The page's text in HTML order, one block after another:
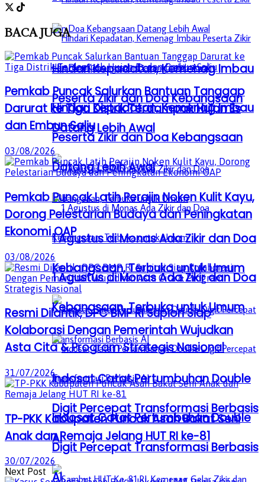
Hindari Kepadatan, Kemenag Imbau
Peserta Zikir dan Doa Kebangsaan
Datang Lebih Awal
1 Agustus di Monas Ada Zikir dan Doa
Kebangsaan, Terbuka untuk Umum
Indosat Catat Pertumbuhan Double
Digit Percepat Transformasi Berbasis
AI
Hindari Kepadatan, Kemenag Imbau
Peserta Zikir dan Doa Kebangsaan
Datang Lebih Awal
1 Agustus di Monas Ada Zikir dan Doa
Kebangsaan, Terbuka untuk Umum
Indosat Catat Pertumbuhan Double
Digit Percepat Transformasi Berbasis
AI
BACAJUGA
Pemkab Puncak Salurkan Bantuan Tanggap
Darurat ke Tiga Distrik Terdampak Hujan Es
dan Embun Salju
03/08/2026
Pemkab Puncak Latih Perajin Noken Kulit Kayu,
Dorong Pelestarian Budaya dan Peningkatan
Ekonomi OAP
03/08/2026
Resmi Dilantik, DPC BMP RI Supiori Siap
Kolaborasi Dengan Pemerintah Wujudkan
Asta Cita & Program Strategis Nasional
31/07/2026
TP-PKK Kabupaten Puncak Asah Bakat Seni
Anak dan Remaja Jelang HUT RI ke-81
30/07/2026
Next Post